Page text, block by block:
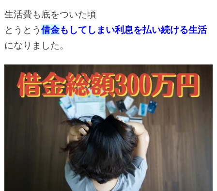
生活費も底をついた頃
とうとう 借金もしてしまい利息を払い続ける生活
になりました。